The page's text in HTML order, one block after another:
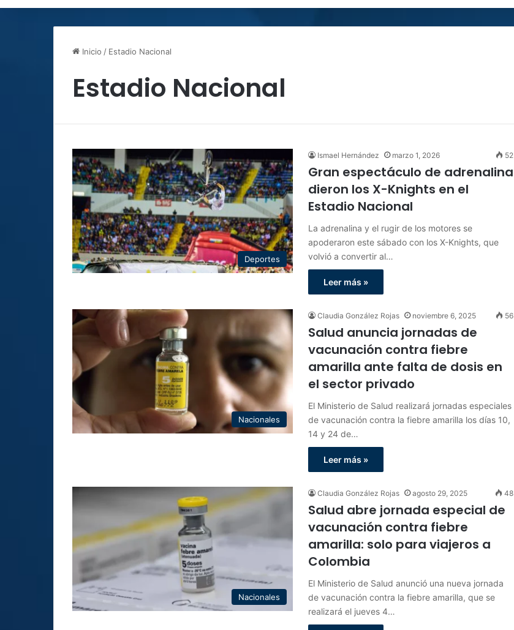
Inicio / Estadio Nacional
Estadio Nacional
Deportes
Ismael Hernández marzo 1, 2026 52
Gran espectáculo de adrenalina
dieron los X-Knights en el
Estadio Nacional
La adrenalina y el rugir de los motores se
apoderaron este sábado con los X-Knights, que
volvió a convertir al…
Leer más »
Nacionales
Claudia González Rojas noviembre 6, 2025 56
Salud anuncia jornadas de
vacunación contra fiebre
amarilla ante falta de dosis en
el sector privado
El Ministerio de Salud realizará jornadas especiales
de vacunación contra la fiebre amarilla los días 10,
14 y 24 de…
Leer más »
Nacionales
Claudia González Rojas agosto 29, 2025 48
Salud abre jornada especial de
vacunación contra fiebre
amarilla: solo para viajeros a
Colombia
El Ministerio de Salud anunció una nueva jornada
de vacunación contra la fiebre amarilla, que se
realizará el jueves 4…